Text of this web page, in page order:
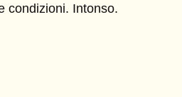
condizioni. Intonso.